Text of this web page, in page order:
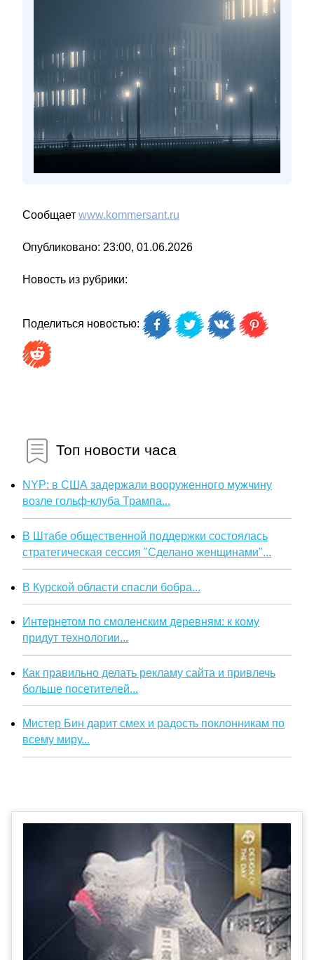
Сообщает www.kommersant.ru
Опубликовано: 23:00, 01.06.2026
Новость из рубрики:
Поделиться новостью:
Топ новости часа
NYP: в США задержали вооруженного мужчину
возле гольф-клуба Трампа...
В Штабе общественной поддержки состоялась
стратегическая сессия "Сделано женщинами"...
В Курской области спасли бобра...
Интернетом по смоленским деревням: к кому
придут технологии...
Как правильно делать рекламу сайта и привлечь
больше посетителей...
Мистер Бин дарит смех и радость поклонникам по
всему миру...